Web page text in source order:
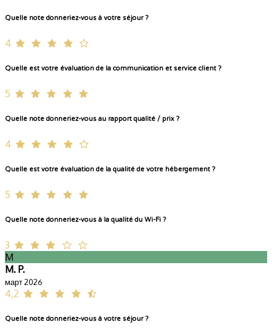
Quelle note donneriez-vous à votre séjour ?
4
Quelle est votre évaluation de la communication et service client ?
5
Quelle note donneriez-vous au rapport qualité / prix ?
4
Quelle est votre évaluation de la qualité de votre hébergement ?
5
Quelle note donneriez-vous à la qualité du Wi-Fi ?
3
M
M. P.
март 2026
4,2
Quelle note donneriez-vous à votre séjour ?